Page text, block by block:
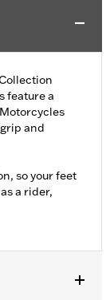
feature a
and
so your feet
a rider,